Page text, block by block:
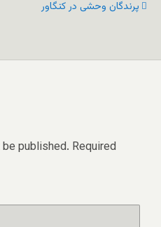
پرندگان وحشی در کنگاور
published. Required